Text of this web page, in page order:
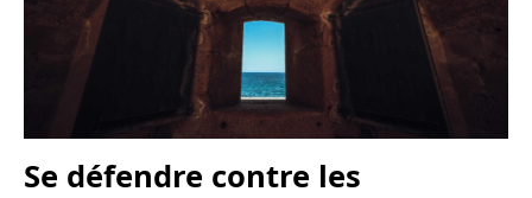
Se défendre contre les